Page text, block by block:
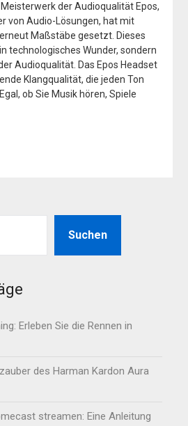
Meisterwerk der Audioqualität Epos,
von Audio-Lösungen, hat mit
Maßstäbe gesetzt. Dieses
technologisches Wunder, sondern
Audioqualität. Das Epos Headset
Klangqualität, die jeden Ton
ob Sie Musik hören, Spiele
Suchen
Erleben Sie die Rennen in
des Harman Kardon Aura
streamen: Eine Anleitung